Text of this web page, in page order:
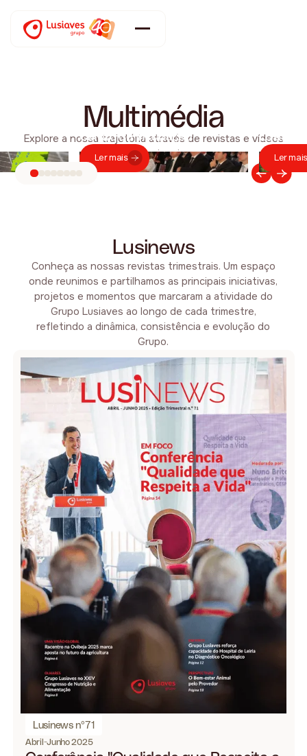
Multimédia
Explore a nossa trajetória através de revistas e vídeos
institucionais
Centro de Incubação
Ler mais
Lusifrota
Ler mais
Lusinews
Conheça as nossas revistas trimestrais. Um espaço
onde reunimos e partilhamos as principais iniciativas,
projetos e momentos que marcaram a atividade do
Grupo Lusiaves ao longo de cada trimestre,
refletindo a dinâmica, consistência e evolução do
Grupo.
Lusinews nº71
Abril-Junho 2025